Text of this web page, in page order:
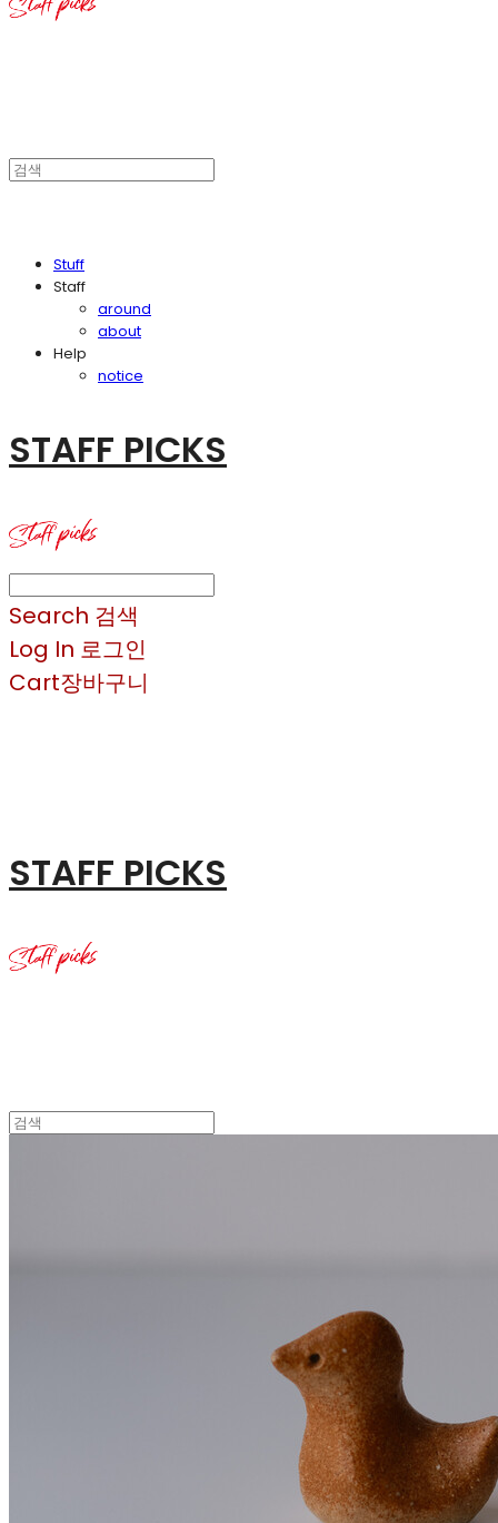
Stuff
Staff
around
about
Help
notice
STAFF PICKS
Search 검색
Log In 로그인
Cart장바구니
STAFF PICKS